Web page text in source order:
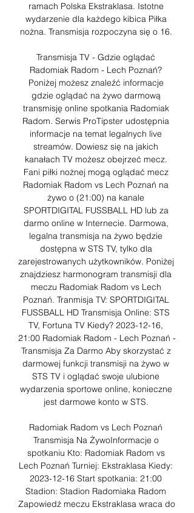
ramach Polska Ekstraklasa. Istotne
wydarzenie dla każdego kibica Piłka
nożna. Transmisja rozpoczyna się o 16.
Transmisja TV - Gdzie oglądać
Radomiak Radom - Lech Poznań?
Poniżej możesz znaleźć informacje
gdzie oglądać na żywo darmową
transmisję online spotkania Radomiak
Radom. Serwis ProTipster udostępnia
informacje na temat legalnych live
streamów. Dowiesz się na jakich
kanałach TV możesz obejrzeć mecz.
Fani piłki nożnej mogą oglądać mecz
Radomiak Radom vs Lech Poznań na
żywo o (21:00) na kanale
SPORTDIGITAL FUSSBALL HD lub za
darmo online w Internecie. Darmowa,
legalna transmisja na żywo będzie
dostępna w STS TV, tylko dla
zarejestrowanych użytkowników. Poniżej
znajdziesz harmonogram transmisji dla
meczu Radomiak Radom vs Lech
Poznań. Tranmisja TV: SPORTDIGITAL
FUSSBALL HD Transmisja Online: STS
TV, Fortuna TV Kiedy? 2023-12-16,
21:00 Radomiak Radom - Lech Poznań -
Transmisja Za Darmo Aby skorzystać z
darmowej funkcji transmisji na żywo w
STS TV i oglądać swoje ulubione
wydarzenia sportowe online, konieczne
jest darmowe konto w STS.
Radomiak Radom vs Lech Poznań
Transmisja Na ŻywoInformacje o
spotkaniu Kto: Radomiak Radom vs
Lech Poznań Turniej: Ekstraklasa Kiedy:
2023-12-16 Start spotkania: 21:00
Stadion: Stadion Radomiaka Radom
Zapowiedź meczu Ekstraklasa wraca do